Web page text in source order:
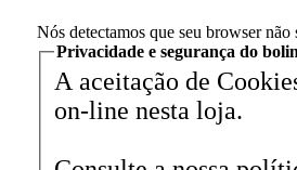
Nós detectamos que seu browser
Privacidade e segurança do
A aceitação de
on-line nesta loja.